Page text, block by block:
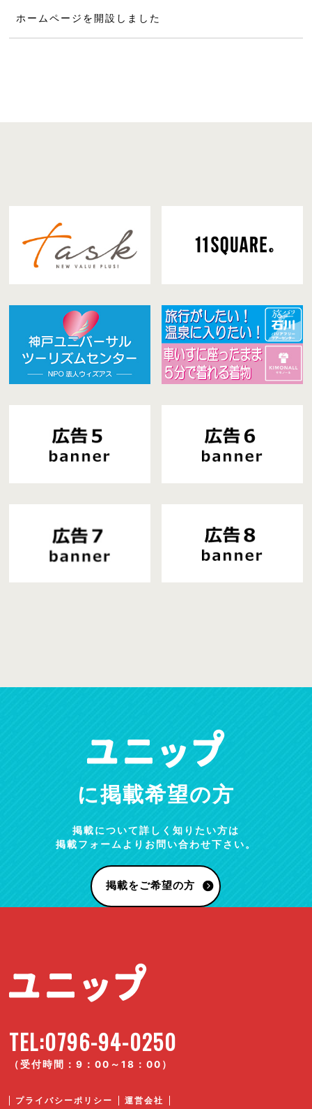
ホームページを開設しました
に掲載希望の方
掲載について詳しく知りたい方は
掲載フォームよりお問い合わせ下さい。
掲載をご希望の方
TEL:0796-94-0250
（受付時間：9：00～18：00）
プライバシーポリシー 運営会社